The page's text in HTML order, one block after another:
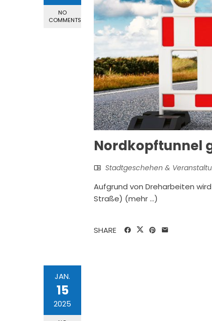
NO
COMMENTS
Nordkopftunnel
Stadtgeschehen &
Aufgrund von Dreharbeiten
Straße) (mehr …)
SHARE
JAN.
15
2025